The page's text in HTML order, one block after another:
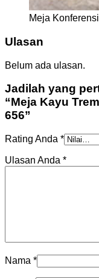
Meja
Ulasan
Belum ada ulasan.
Jadilah yang
“Meja Kayu
656”
Rating Anda *
Ulasan Anda *
Nama *